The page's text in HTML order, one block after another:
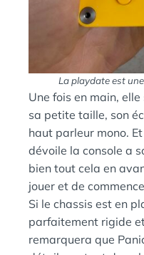
La playdate est
Une fois en main,
sa petite taille, son
haut parleur mono.
dévoile la console a
bien tout cela en
jouer et de
Si le chassis est en
parfaitement rigide
remarquera que